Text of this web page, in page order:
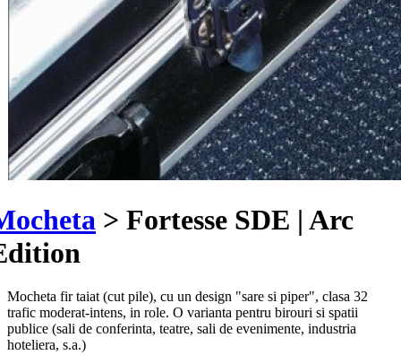
> Fortesse SDE | Arc
Mocheta fir taiat (cut pile), cu un design "sare si piper", clasa 32
trafic moderat-intens, in role. O varianta pentru birouri si spatii
publice (sali de conferinta, teatre, sali de evenimente, industria
hoteliera, s.a.)